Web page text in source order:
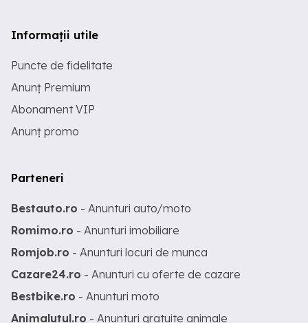
Informații utile
Puncte de fidelitate
Anunț Premium
Abonament VIP
Anunț promo
Parteneri
Bestauto.ro - Anunturi auto/moto
Romimo.ro - Anunturi imobiliare
Romjob.ro - Anunturi locuri de munca
Cazare24.ro - Anunturi cu oferte de cazare
Bestbike.ro - Anunturi moto
Animalutul.ro - Anunturi gratuite animale